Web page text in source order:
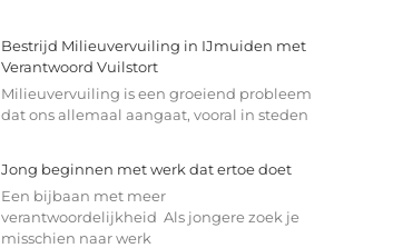
Bestrijd Milieuvervuiling in IJmuiden met
Verantwoord Vuilstort
Milieuvervuiling is een groeiend probleem
dat ons allemaal aangaat, vooral in steden
Jong beginnen met werk dat ertoe doet
Een bijbaan met meer
verantwoordelijkheid Als jongere zoek je
misschien naar werk